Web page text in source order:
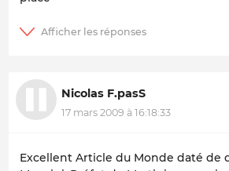
Nicolas F.pasS
17 mars 2009 à 16:18:33
Excellent Article du Monde daté de